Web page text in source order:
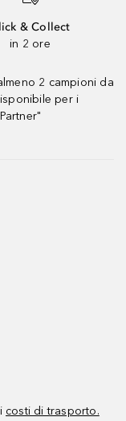
& Collect
in 2 ore
2 campioni da
per i
costi di trasporto.